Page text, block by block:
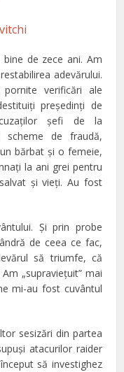
de zece ani. Am
adevărului.
verificări ale
preşedinţi de
şefi de la
scheme de fraudă,
bărbat şi o femeie,
la ani grei pentru
şi vieţi. Au fost
Şi prin probe
de ceea ce fac,
să triumfe, că
„supravieţuit” mai
mi-au fost cuvântul
sesizări din partea
atacurilor raider
să investighez